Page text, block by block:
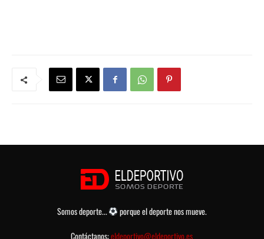
Somos deporte...
porque el deporte nos mueve.
Contáctanos:eldeportivo@eldeportivo.es